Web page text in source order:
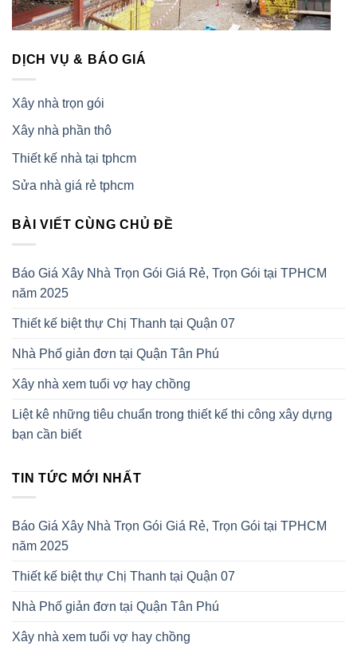
DỊCH VỤ & BÁO GIÁ
Xây nhà trọn gói
Xây nhà phần thô
Thiết kế nhà tại tphcm
Sửa nhà giá rẻ tphcm
BÀI VIẾT CÙNG CHỦ ĐỀ
Báo Giá Xây Nhà Trọn Gói Giá Rẻ, Trọn Gói tại TPHCM
năm 2025
Thiết kế biệt thự Chị Thanh tại Quận 07
Nhà Phố giản đơn tại Quận Tân Phú
Xây nhà xem tuổi vợ hay chồng
Liệt kê những tiêu chuẩn trong thiết kế thi công xây dựng
bạn cần biết
TIN TỨC MỚI NHẤT
Báo Giá Xây Nhà Trọn Gói Giá Rẻ, Trọn Gói tại TPHCM
năm 2025
Thiết kế biệt thự Chị Thanh tại Quận 07
Nhà Phố giản đơn tại Quận Tân Phú
Xây nhà xem tuổi vợ hay chồng